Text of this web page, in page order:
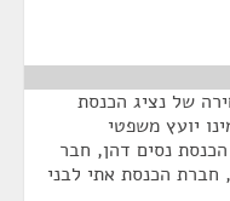
של נציג הכנסת
יועץ משפטי
נסים דהן, חבר
חברת הכנסת אתי לבני